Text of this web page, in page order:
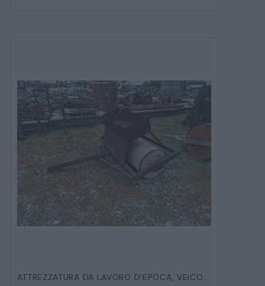
ATTREZZATURA DA LAVORO D'EPOCA, VEICOLI D'EPOCA